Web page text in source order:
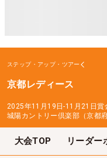
ステップ・アップ・ツアー
京都レディース
2025年11月19日-11月21日賞
城陽カントリー倶楽部（京都府
大会TOP リーダー